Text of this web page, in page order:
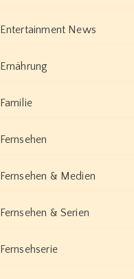
Entertainment News
Ernährung
Familie
Fernsehen
Fernsehen & Medien
Fernsehen & Serien
Fernsehserie